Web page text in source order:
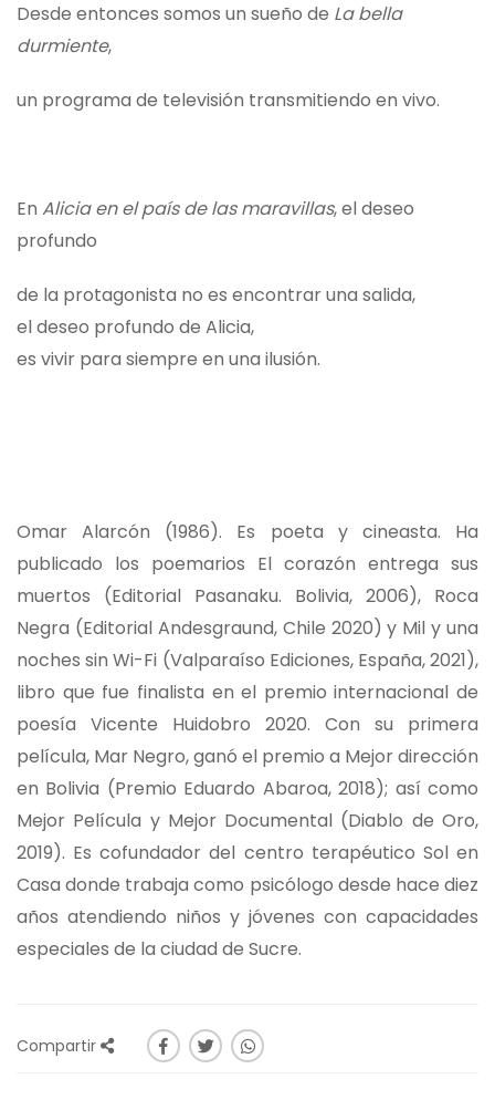
Desde entonces somos un sueño de La bella
durmiente,
un programa de televisión transmitiendo en vivo.
En Alicia en el país de las maravillas, el deseo
profundo
de la protagonista no es encontrar una salida,
el deseo profundo de Alicia,
es vivir para siempre en una ilusión.
Omar Alarcón (1986). Es poeta y cineasta. Ha
publicado los poemarios El corazón entrega sus
muertos (Editorial Pasanaku. Bolivia, 2006), Roca
Negra (Editorial Andesgraund, Chile 2020) y Mil y una
noches sin Wi-Fi (Valparaíso Ediciones, España, 2021),
libro que fue finalista en el premio internacional de
poesía Vicente Huidobro 2020. Con su primera
película, Mar Negro, ganó el premio a Mejor dirección
en Bolivia (Premio Eduardo Abaroa, 2018); así como
Mejor Película y Mejor Documental (Diablo de Oro,
2019). Es cofundador del centro terapéutico Sol en
Casa donde trabaja como psicólogo desde hace diez
años atendiendo niños y jóvenes con capacidades
especiales de la ciudad de Sucre.
Compartir